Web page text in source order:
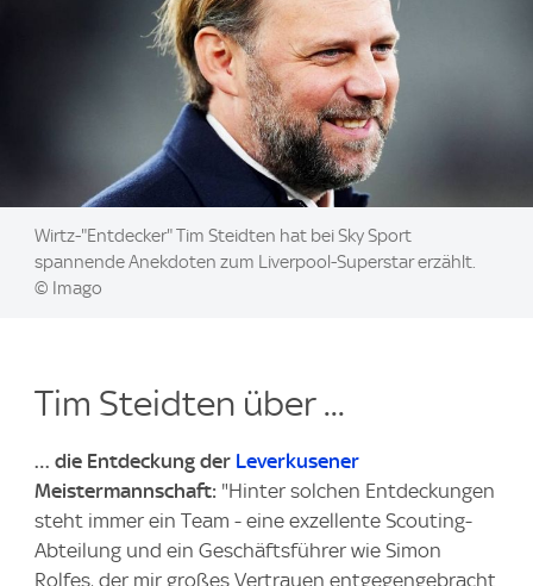
Image:
Wirtz-"Entdecker" Tim Steidten hat bei Sky Sport
spannende Anekdoten zum Liverpool-Superstar erzählt.
© Imago
Tim Steidten über ...
… die Entdeckung der Leverkusener
Meistermannschaft: "Hinter solchen Entdeckungen
steht immer ein Team - eine exzellente Scouting-
Abteilung und ein Geschäftsführer wie Simon
Rolfes, der mir großes Vertrauen entgegengebracht